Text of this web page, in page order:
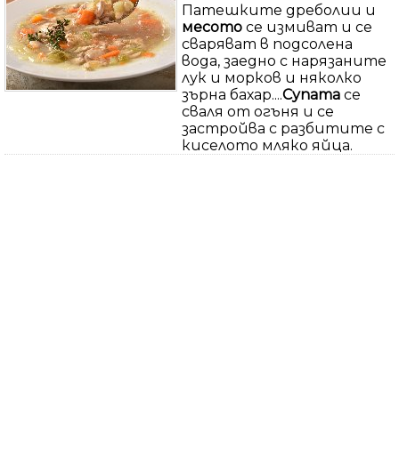
Патешките дреболии и
месото се измиват и се
сваряват в подсолена
вода, заедно с нарязаните
лук и морков и няколко
зърна бахар....Супата се
сваля от огъня и се
застройва с разбитите с
киселото мляко яйца.